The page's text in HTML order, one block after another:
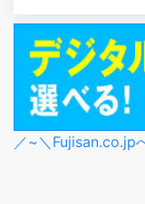
／~＼Fujisan.co.jp